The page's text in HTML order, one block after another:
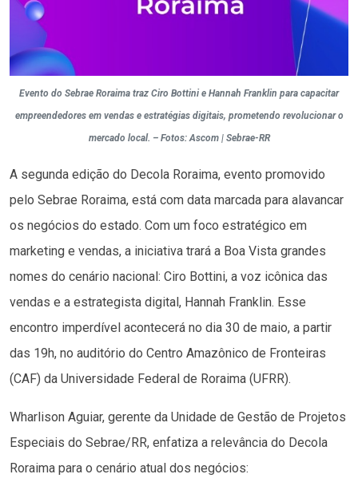
Evento do Sebrae Roraima traz Ciro Bottini e Hannah Franklin para capacitar
empreendedores em vendas e estratégias digitais, prometendo revolucionar o
mercado local. – Fotos: Ascom | Sebrae-RR
A segunda edição do Decola Roraima, evento promovido
pelo Sebrae Roraima, está com data marcada para alavancar
os negócios do estado. Com um foco estratégico em
marketing e vendas, a iniciativa trará a Boa Vista grandes
nomes do cenário nacional: Ciro Bottini, a voz icônica das
vendas e a estrategista digital, Hannah Franklin. Esse
encontro imperdível acontecerá no dia 30 de maio, a partir
das 19h, no auditório do Centro Amazônico de Fronteiras
(CAF) da Universidade Federal de Roraima (UFRR).
Wharlison Aguiar, gerente da Unidade de Gestão de Projetos
Especiais do Sebrae/RR, enfatiza a relevância do Decola
Roraima para o cenário atual dos negócios: